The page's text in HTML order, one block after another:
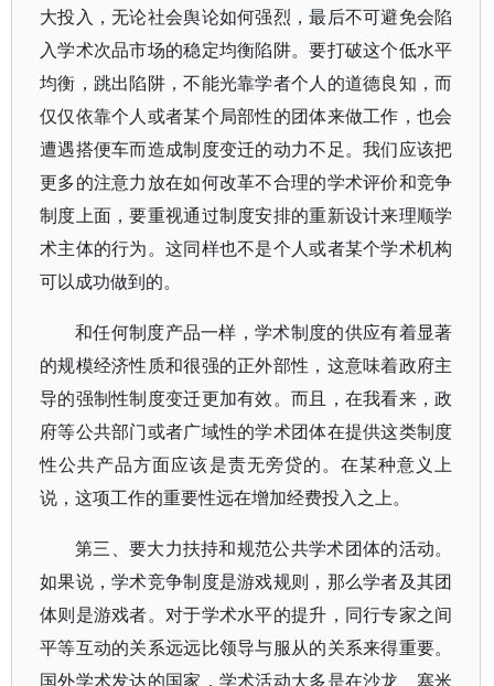
大投入，无论社会舆论如何强烈，最后不可避免会陷
入学术次品市场的稳定均衡陷阱。要打破这个低水平
均衡，跳出陷阱，不能光靠学者个人的道德良知，而
仅仅依靠个人或者某个局部性的团体来做工作，也会
遭遇搭便车而造成制度变迁的动力不足。我们应该把
更多的注意力放在如何改革不合理的学术评价和竞争
制度上面，要重视通过制度安排的重新设计来理顺学
术主体的行为。这同样也不是个人或者某个学术机构
可以成功做到的。
和任何制度产品一样，学术制度的供应有着显著
的规模经济性质和很强的正外部性，这意味着政府主
导的强制性制度变迁更加有效。而且，在我看来，政
府等公共部门或者广域性的学术团体在提供这类制度
性公共产品方面应该是责无旁贷的。在某种意义上
说，这项工作的重要性远在增加经费投入之上。
第三、要大力扶持和规范公共学术团体的活动。
如果说，学术竞争制度是游戏规则，那么学者及其团
体则是游戏者。对于学术水平的提升，同行专家之间
平等互动的关系远远比领导与服从的关系来得重要。
国外学术发达的国家，学术活动大多是在沙龙、塞米